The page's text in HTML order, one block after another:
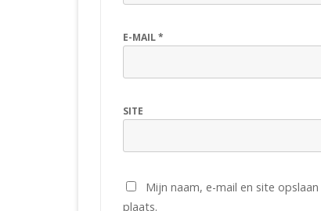
E-MAIL*
SITE
Mijn naam, e-mail en site
plaats.